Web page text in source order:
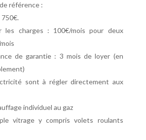
référence :
les charges : 100€/mois pour deux
de garantie : 3 mois de loyer (en
sont à régler directement aux
individuel au gaz
vitrage y compris volets roulants